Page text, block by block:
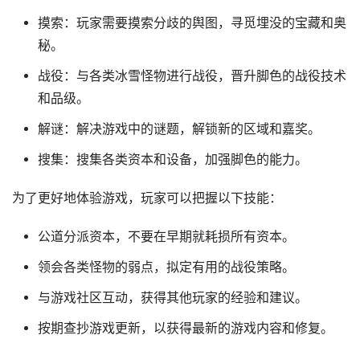
摸索：玩家需要摸索分歧的舆图，寻觅埋没的宝藏和奥
秘。
战役：与各类冰雪怪物进行战役，晋升脚色的战役技术
和品级。
解谜：解决游戏中的谜题，解锁新的区域和嘉奖。
搜集：搜集各类资本和设备，加强脚色的能力。
为了更好地体验游戏，玩家可以把握以下技能：
公道分派资本，不要在早期就耗损所有资本。
领会各类怪物的弱点，拟定有用的战役策略。
与游戏社区互动，获得其他玩家的经验和建议。
按期查抄游戏更新，以获得最新的游戏内容和修复。